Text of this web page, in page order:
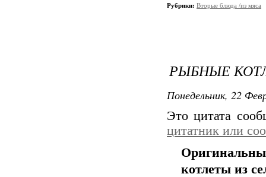
Рубрики: Вторые блюда /из мяса
РЫБНЫЕ
Понедельник, 22
Это цитата
цитатник или
котлеты из